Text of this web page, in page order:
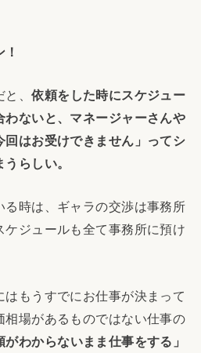
と、依頼をした時にスケジュー
わないと、マネージャーさんや
回はお受けできません」ってシ
らしい。
る時は、ギャラの交渉は事務所
ケジュールも全て事務所に預け
はもうすでにお仕事が決まって
相場があるものではない仕事の
がわからないまま仕事をする」